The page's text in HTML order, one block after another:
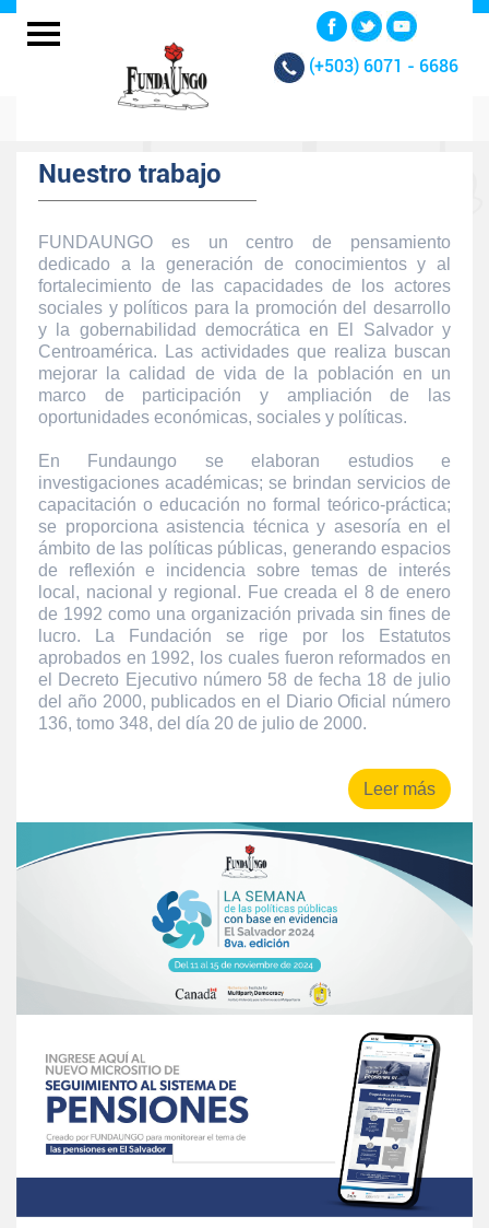
(+503) 6071 - 6686
Nuestro trabajo
FUNDAUNGO es un centro de pensamiento
dedicado a la generación de conocimientos y al
fortalecimiento de las capacidades de los actores
sociales y políticos para la promoción del desarrollo
y la gobernabilidad democrática en El Salvador y
Centroamérica. Las actividades que realiza buscan
mejorar la calidad de vida de la población en un
marco de participación y ampliación de las
oportunidades económicas, sociales y políticas.
En Fundaungo se elaboran estudios e
investigaciones académicas; se brindan servicios de
capacitación o educación no formal teórico-práctica;
se proporciona asistencia técnica y asesoría en el
ámbito de las políticas públicas, generando espacios
de reflexión e incidencia sobre temas de interés
local, nacional y regional. Fue creada el 8 de enero
de 1992 como una organización privada sin fines de
lucro. La Fundación se rige por los Estatutos
aprobados en 1992, los cuales fueron reformados en
el Decreto Ejecutivo número 58 de fecha 18 de julio
del año 2000, publicados en el Diario Oficial número
136, tomo 348, del día 20 de julio de 2000.
Leer más